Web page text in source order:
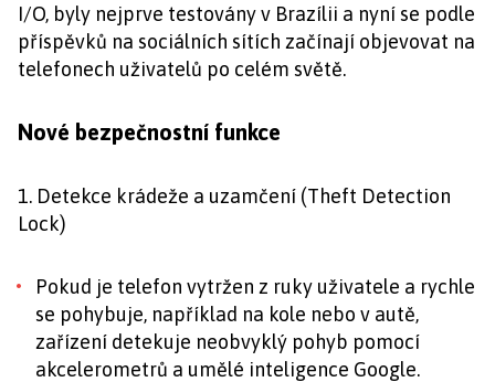
I/O, byly nejprve testovány v Brazílii a nyní se podle
příspěvků na sociálních sítích začínají objevovat na
telefonech uživatelů po celém světě.
Nové bezpečnostní funkce
1. Detekce krádeže a uzamčení (Theft Detection
Lock)
Pokud je telefon vytržen z ruky uživatele a rychle
se pohybuje, například na kole nebo v autě,
zařízení detekuje neobvyklý pohyb pomocí
akcelerometrů a umělé inteligence Google.